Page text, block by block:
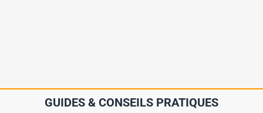
GUIDES & CONSEILS PRATIQUES